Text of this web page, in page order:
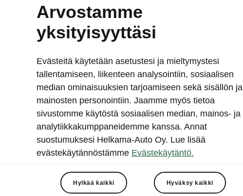
Heti vapaat Škoda-mallit Käyttöohjeet Škoda Shop
Osta Škoda verkossa
Škoda Yksityisleasing
Škodan Vakuutus
Škoda 4×4 -mallit
Škoda-katumaasturimallit
Avustinjärjestelmät
Sähköautot ja hybridit
Sähköautot ja hybridit
Ladattavat hybridit
Vinkkejä sähköautoiluun
Ajoakku ja turvallisuus
Ohjelmiston päivitys
Kotilataus
Latauspisteet kartalla
Arvostamme
yksityisyyttäsi
Evästeitä käytetään asetustesi ja mieltymystesi
tallentamiseen, liikenteen analysointiin, sosiaalisen
median ominaisuuksien tarjoamiseen sekä sisällön ja
mainosten personointiin. Jaamme myös tietoa
sivustomme käytöstä sosiaalisen median, mainos- ja
analytiikkakumppaneidemme kanssa. Annat
suostumuksesi Helkama-Auto Oy. Lue lisää
evästekäytännöstämme Evästekäytäntö.
Hylkää kaikki Hyväksy kaikki